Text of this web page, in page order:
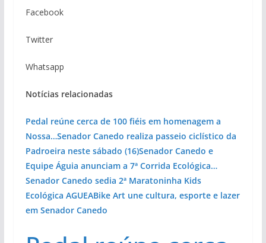
Facebook
Twitter
Whatsapp
Notícias relacionadas
Pedal reúne cerca de 100 fiéis em homenagem a
Nossa…Senador Canedo realiza passeio ciclístico da
Padroeira neste sábado (16)Senador Canedo e
Equipe Águia anunciam a 7ª Corrida Ecológica…
Senador Canedo sedia 2ª Maratoninha Kids
Ecológica AGUEABike Art une cultura, esporte e lazer
em Senador Canedo